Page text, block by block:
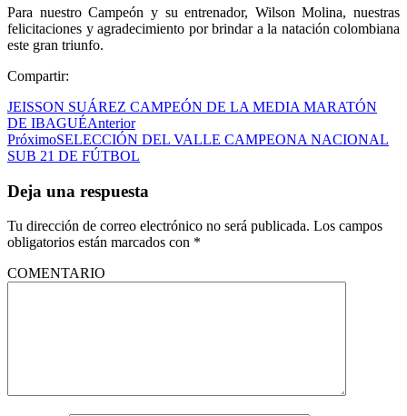
Para nuestro Campeón y su entrenador, Wilson Molina, nuestras
felicitaciones y agradecimiento por brindar a la natación colombiana
este gran triunfo.
Compartir:
JEISSON SUÁREZ CAMPEÓN DE LA MEDIA MARATÓN
DE IBAGUÉAnterior
PróximoSELECCIÓN DEL VALLE CAMPEONA NACIONAL
SUB 21 DE FÚTBOL
Deja una respuesta
Tu dirección de correo electrónico no será publicada. Los campos
obligatorios están marcados con *
COMENTARIO